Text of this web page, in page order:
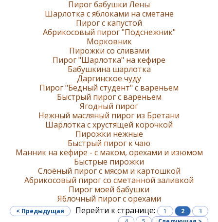
Пирог бабушки Лены
Шарлотка с яблоками на сметане
Пирог с капустой
Абрикосовый пирог "Подснежник"
Морковник
Пирожки со сливами
Пирог "Шарлотка" на кефире
Бабушкина шарлотка
Даргинское чуду
Пирог "Бедный студент" с вареньем
Быстрый пирог с вареньем
Ягодный пирог
Нежный масляный пирог из Бретани
Шарлотка с хрустящей корочкой
Пирожки нежные
Быстрый пирог к чаю
Манник на кефире - с маком, орехами и изюмом
Быстрые пирожки
Слоёный пирог с мясом и картошкой
Абрикосовый пирог со сметанной заливкой
Пирог моей бабушки
Яблочный пирог с орехами
Перейти к странице:
< Предыдущая 1 2
3